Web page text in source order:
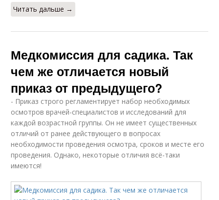
Читать дальше →
Медкомиссия для садика. Так
чем же отличается новый
приказ от предыдущего?
- Приказ строго регламентирует набор необходимых
осмотров врачей-специалистов и исследований для
каждой возрастной группы. Он не имеет существенных
отличий от ранее действующего в вопросах
необходимости проведения осмотра, сроков и месте его
проведения. Однако, некоторые отличия всё-таки
имеются!